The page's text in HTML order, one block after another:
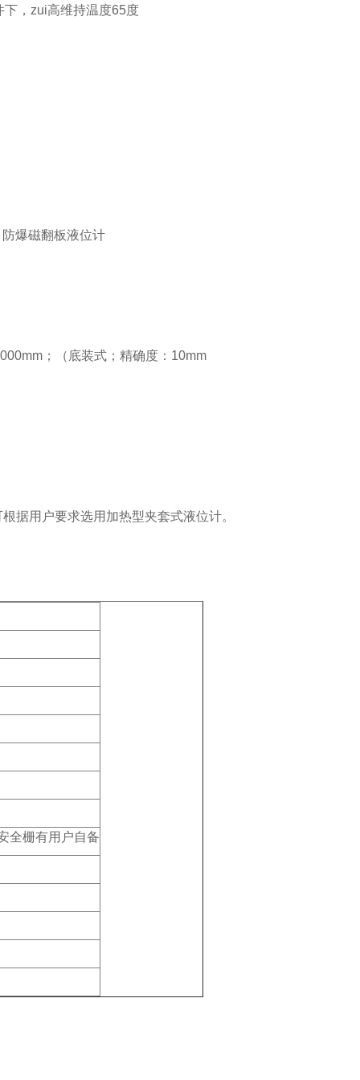
下，zui高维持温度65度
；（底装式；精确度： 10mm
据用户要求选用加热型夹套式液位计。
全栅有用户自备